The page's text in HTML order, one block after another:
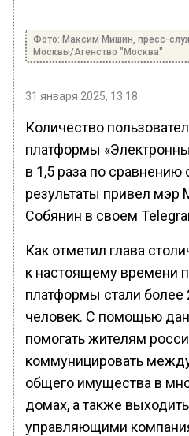
Фото: Максим Мишин, пресс-
Москвы/Агенство "Москва"
31 января 2025, 13:18
Количество
платформы
в 1,5 раза по сравнению
результаты привел мэр
Собянин в своем
Как отметил глава
к настоящему времени
платформы стали более
человек. С помощью
помогать жителям
коммуницировать
общего имущества в
домах, а также
управляющими